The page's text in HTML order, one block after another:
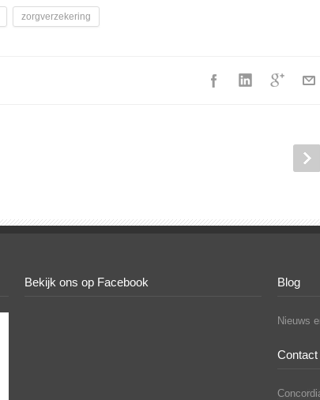
zorgverzekering
Bekijk ons op Facebook Blog
Nieuws
Contact